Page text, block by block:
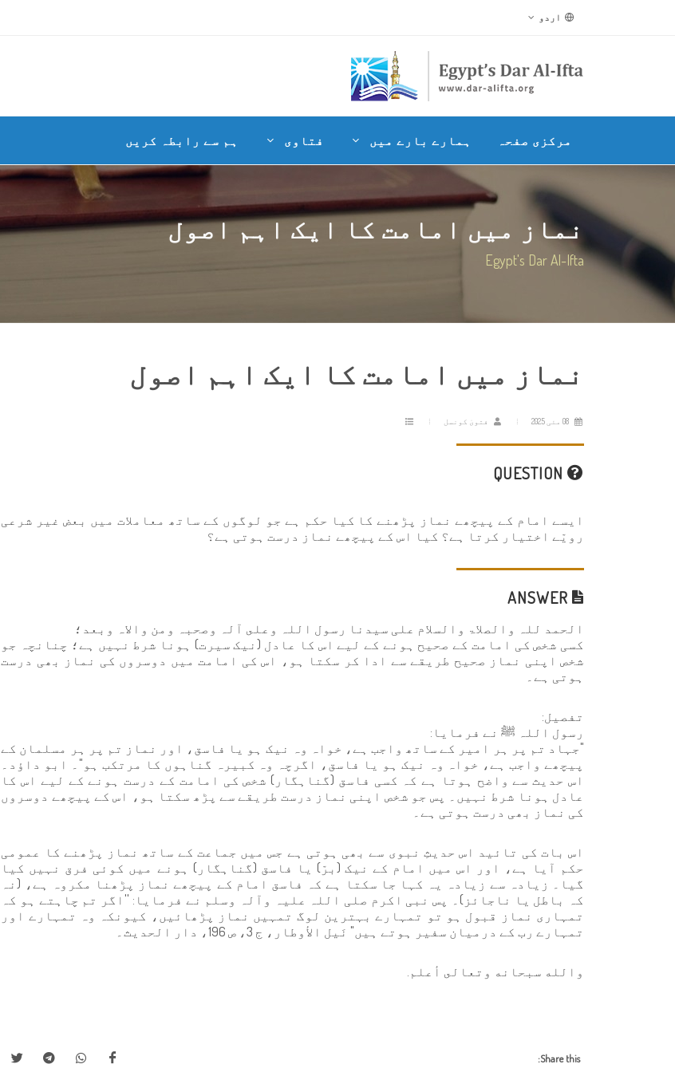
اردو
مرکزی صفحہ ہمارے بارے میں فتاوی ہم سے رابطہ کریں
نماز میں امامت کا ایک اہم اصول
Egypt's Dar Al-Ifta
نماز میں امامت کا ایک اہم اصول
فتویٰ کونسل
ایسے امام کے پیچھے نماز پڑھنے کا کیا حکم ہے جو لوگوں کے ساتھ معاملات میں بعض غیر شرعی
رویّے اختیار کرتا ہے؟ کیا اس کے پیچھے نماز درست ہوتی ہے؟
الحمد للہ والصلاۃ والسلام علی سیدنا رسول اللہ وعلى آلہ وصحبہ ومن والاہ وبعد؛
کسی شخص کی امامت کے صحیح ہونے کے لیے اس کا عادل (نیک سیرت) ہونا شرط نہیں ہے؛ چنانچہ جو
شخص اپنی نماز صحیح طریقے سے ادا کر سکتا ہو، اس کی امامت میں دوسروں کی نماز بھی درست
ہوتی ہے۔
تفصیل:
رسول اللہ ﷺ نے فرمایا:
"جہاد تم پر ہر امیر کے ساتھ واجب ہے، خواہ وہ نیک ہو یا فاسق، اور نماز تم پر ہر مسلمان کے
پیچھے واجب ہے، خواہ وہ نیک ہو یا فاسق، اگرچہ وہ کبیرہ گناہوں کا مرتکب ہو"۔ ابو داؤد۔
اس حدیث سے واضح ہوتا ہے کہ کسی فاسق (گناہگار) شخص کی امامت کے درست ہونے کے لیے اس کا
عادل ہونا شرط نہیں۔ پس جو شخص اپنی نماز درست طریقے سے پڑھ سکتا ہو، اس کے پیچھے دوسروں
کی نماز بھی درست ہوتی ہے۔
اس بات کی تائید اس حدیثِ نبوی سے بھی ہوتی ہے جس میں جماعت کے ساتھ نماز پڑھنے کا عمومی
حکم آیا ہے، اور اس میں امام کے نیک (برّ) یا فاسق (گناہگار) ہونے میں کوئی فرق نہیں کیا
گیا۔ زیادہ سے زیادہ یہ کہا جا سکتا ہے کہ فاسق امام کے پیچھے نماز پڑھنا مکروہ ہے، (نہ
کہ باطل یا ناجائز)۔ پس نبی اکرم صلی اللہ علیہ وآلہ وسلم نے فرمایا: ''اگر تم چاہتے ہو کہ
تمہاری نماز قبول ہو تو تمہارے بہترین لوگ تمہیں نماز پڑھائیں، کیونکہ وہ تمہارے اور
تمہارے رب کے درمیان سفیر ہوتے ہیں" نَیل الأوطار، ج 3، ص 196، دار الحدیث۔
والله سبحانه وتعالى أعلم.
Share this: